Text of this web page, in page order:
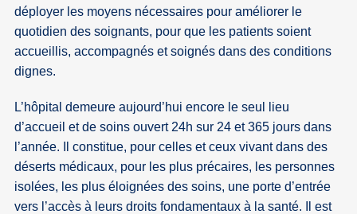
déployer les moyens nécessaires pour améliorer le
quotidien des soignants, pour que les patients soient
accueillis, accompagnés et soignés dans des conditions
dignes.
L’hôpital demeure aujourd’hui encore le seul lieu
d’accueil et de soins ouvert 24h sur 24 et 365 jours dans
l’année. Il constitue, pour celles et ceux vivant dans des
déserts médicaux, pour les plus précaires, les personnes
isolées, les plus éloignées des soins, une porte d’entrée
vers l’accès à leurs droits fondamentaux à la santé. Il est